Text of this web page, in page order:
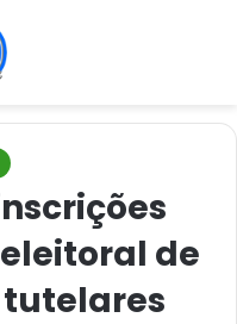
de